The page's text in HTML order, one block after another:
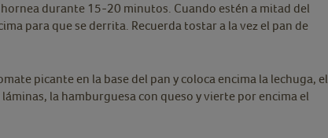
durante 15-20 minutos. Cuando estén a mitad del
para que se derrita. Recuerda tostar a la vez el pan de
picante en la base del pan y coloca encima la lechuga, el
la hamburguesa con queso y vierte por encima el